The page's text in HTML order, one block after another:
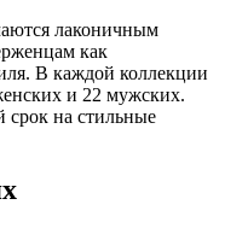
лаконичным
как
В каждой коллекции
и 22 мужских.
срок на стильные